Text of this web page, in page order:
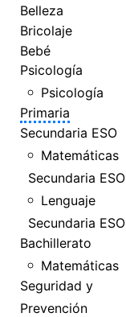
Belleza
Bricolaje
Bebé
Psicología
Psicología
Primaria
Secundaria ESO
Matemáticas
Secundaria ESO
Lenguaje
Secundaria ESO
Bachillerato
Matemáticas
Seguridad y
Prevención